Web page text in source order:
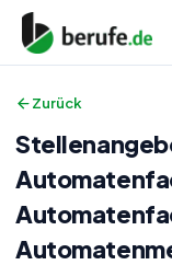
Zurück